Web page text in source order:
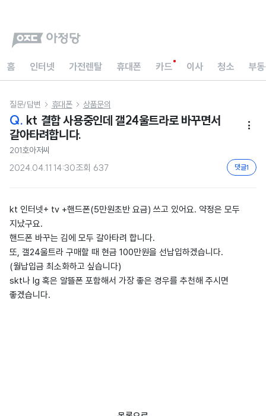
홈 인터넷 가전렌탈 휴대폰 카드 이사 청소 부
질문/답변  휴대폰  상품문의
Q. kt 결합 사용중인데 갤24울트라로 바꾸면서
갈아타려합니다.

201호아저씨
2024.04.11 14:30조회 637 댓글1
kt 인터넷+ tv +핸드폰(5만원초반 요금) 쓰고 있어요. 약정은 모두
지났구요.
핸드폰 바꾸는 김에 모두 갈아타려 합니다.
또, 갤24울트라 구매할 때 현금 100만원을 선납입하겠습니다.
(월납입금 최소화하고 싶습니다)
skt나 lg 혹은 알뜰폰 포함해서 가장 좋은 경우를 추천해 주시면
좋겠습니다.